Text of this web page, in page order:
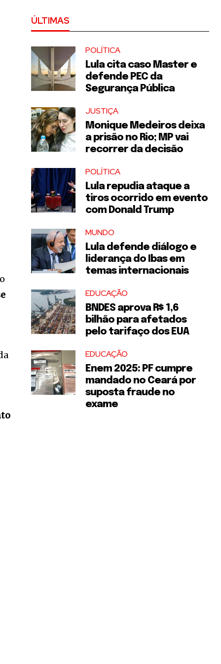
ÚLTIMAS
POLÍTICA
Lula cita caso Master e
defende PEC da
Segurança Pública
JUSTIÇA
Monique Medeiros deixa
a prisão no Rio; MP vai
recorrer da decisão
POLÍTICA
Lula repudia ataque a
tiros ocorrido em evento
com Donald Trump
MUNDO
Lula defende diálogo e
liderança do Ibas em
temas internacionais
EDUCAÇÃO
BNDES aprova R$ 1,6
bilhão para afetados
pelo tarifaço dos EUA
EDUCAÇÃO
Enem 2025: PF cumpre
mandado no Ceará por
suposta fraude no
exame